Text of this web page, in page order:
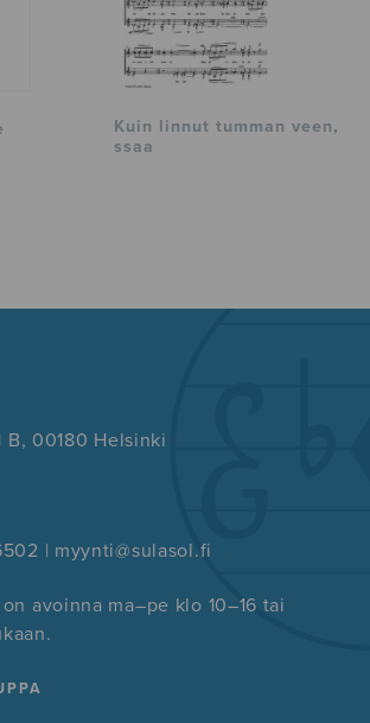
Kuin linnut tumman veen,
ssaa
B, 00180 Helsinki
| myynti@sulasol.fi
avoinna ma–pe klo 10–16 tai